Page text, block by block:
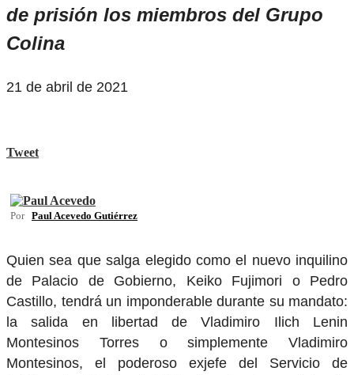
de prisión los miembros del Grupo
Colina
21 de abril de 2021
Tweet
Por Paul Acevedo Gutiérrez
Quien sea que salga elegido como el nuevo inquilino
de Palacio de Gobierno, Keiko Fujimori o Pedro
Castillo, tendrá un imponderable durante su mandato:
la salida en libertad de Vladimiro Ilich Lenin
Montesinos Torres o simplemente Vladimiro
Montesinos, el poderoso exjefe del Servicio de